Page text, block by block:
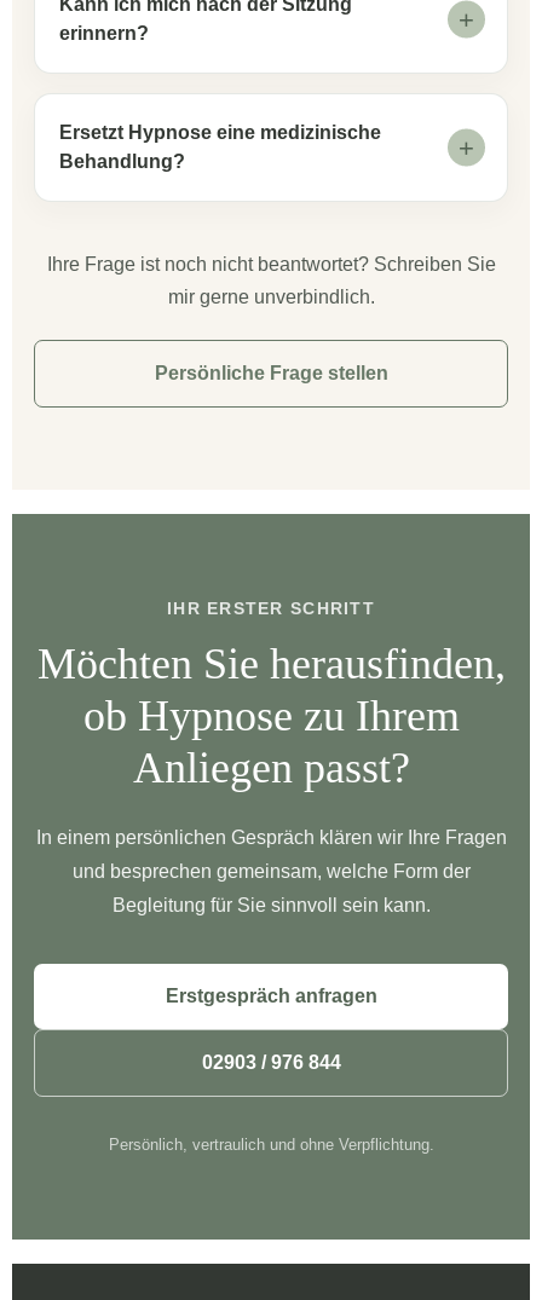
Kann ich mich nach der Sitzung
erinnern?
Ersetzt Hypnose eine medizinische
Behandlung?
Ihre Frage ist noch nicht beantwortet? Schreiben Sie
mir gerne unverbindlich.
Persönliche Frage stellen
IHR ERSTER SCHRITT
Möchten Sie herausfinden,
ob Hypnose zu Ihrem
Anliegen passt?
In einem persönlichen Gespräch klären wir Ihre Fragen
und besprechen gemeinsam, welche Form der
Begleitung für Sie sinnvoll sein kann.
Erstgespräch anfragen
02903 / 976 844
Persönlich, vertraulich und ohne Verpflichtung.